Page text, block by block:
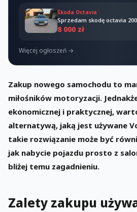
Škoda Octavia
Sprzedam skodę octavia
8 000 zł
Więcej ogłoszeń →
Zakup nowego samochodu to
miłośników motoryzacji.
ekonomicznej i praktycznej,
alternatywą, jaką jest używane
takie rozwiązanie może być
jak nabycie pojazdu prosto z
bliżej temu zagadnieniu.
Zalety zakupu